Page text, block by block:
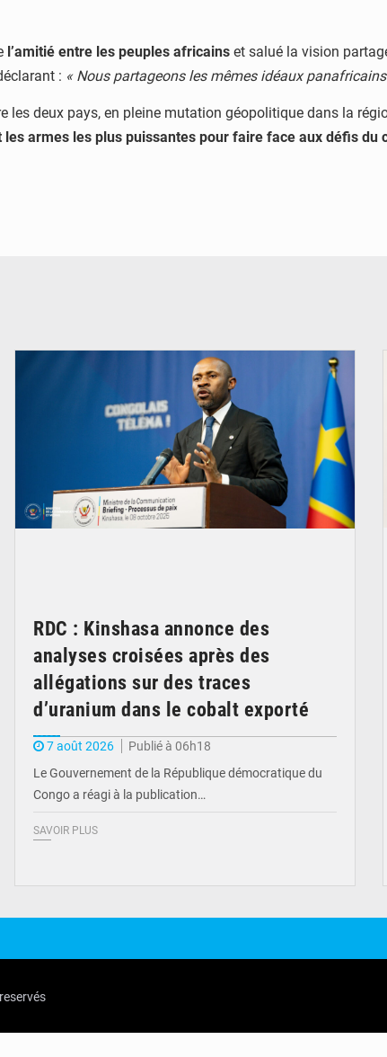
l’amitié entre les peuples africains et salué la vision
: « Nous partageons les mêmes idéaux panafricains
deux pays, en pleine mutation géopolitique dans la
les armes les plus puissantes pour faire face aux défis du
RDC : Kinshasa annonce des
analyses croisées après des
allégations sur des traces
d’uranium dans le cobalt exporté
7 août 2026
Publié à 06h18
Le Gouvernement de la République démocratique du
Congo a réagi à la publication…
SAVOIR PLUS